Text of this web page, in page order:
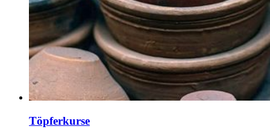
Töpferkurse